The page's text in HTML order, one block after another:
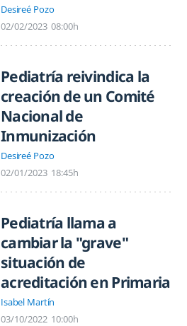
Desireé Pozo
02/02/2023 08:00h
Pediatría reivindica la
creación de un Comité
Nacional de
Inmunización
Desireé Pozo
02/01/2023 18:45h
Pediatría llama a
cambiar la "grave"
situación de
acreditación en Primaria
Isabel Martín
03/10/2022 10:00h